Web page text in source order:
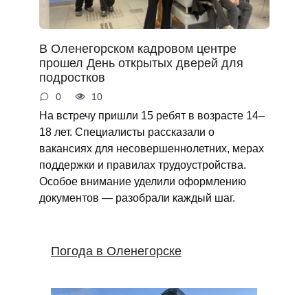
В Оленегорском кадровом центре
прошел День открытых дверей для
подростков
0 10
На встречу пришли 15 ребят в возрасте 14–
18 лет. Специалисты рассказали о
вакансиях для несовершеннолетних, мерах
поддержки и правилах трудоустройства.
Особое внимание уделили оформлению
документов — разобрали каждый шаг.
Погода в Оленегорске